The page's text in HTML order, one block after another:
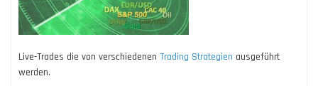
Live-Trades die von verschiedenen Trading Strategien ausgeführt
werden.